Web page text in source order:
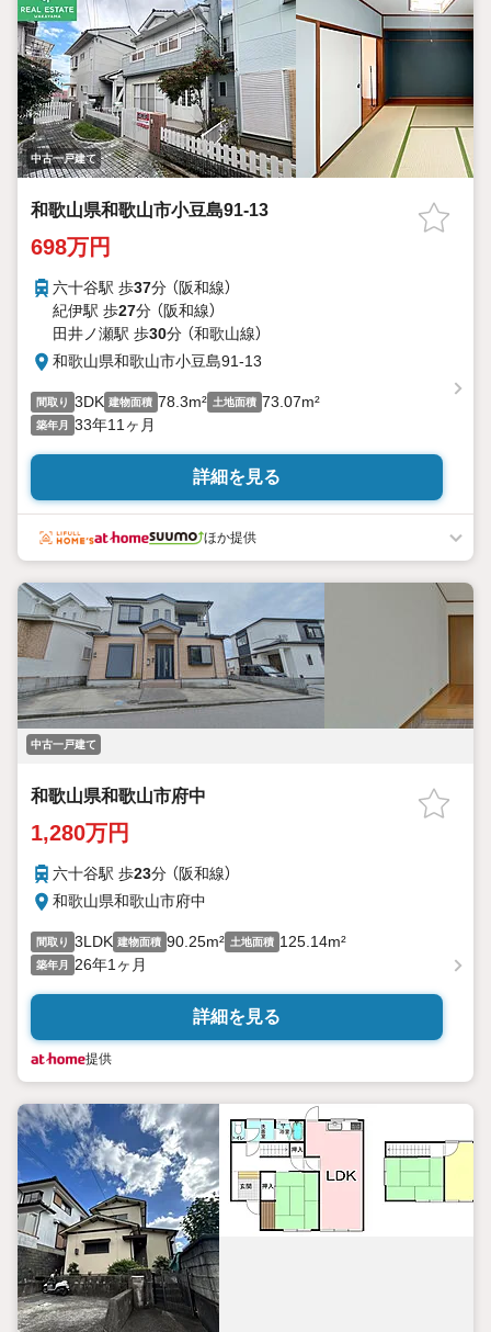
中古一戸建て
和歌山県和歌山市小豆島91-13
698万円
六十谷駅 歩37分 （阪和線）
紀伊駅 歩27分 （阪和線）
田井ノ瀬駅 歩30分 （和歌山線）
和歌山県和歌山市小豆島91-13
間取り 3DK 建物面積 78.3m² 土地面積 73.07m²
築年月 33年11ヶ月
詳細を見る
ほか提供
中古一戸建て
和歌山県和歌山市府中
1,280万円
六十谷駅 歩23分 （阪和線）
和歌山県和歌山市府中
間取り 3LDK 建物面積 90.25m² 土地面積 125.14m²
築年月 26年1ヶ月
詳細を見る
提供